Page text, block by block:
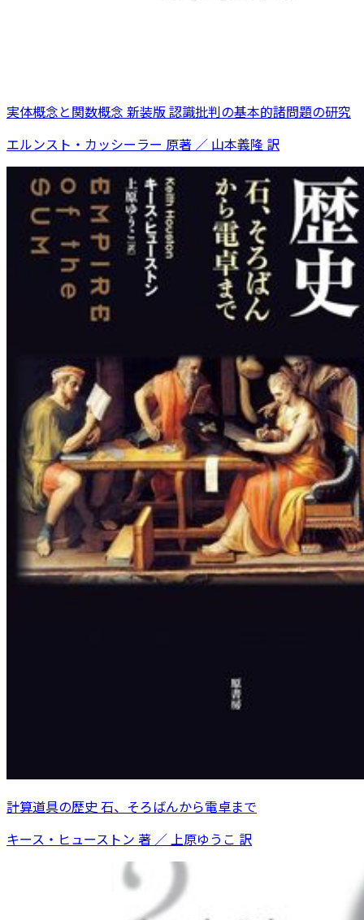
実体概念と関数概念 新装版 認識批判の基本的諸問題の研究
エルンスト・カッシーラー 原著 ／ 山本義隆 訳
計算道具の歴史 石、そろばんから電卓まで
キース・ヒューストン 著 ／ 上原ゆうこ 訳